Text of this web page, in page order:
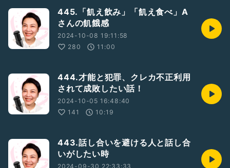
445.「飢え飲み」「飢え食べ」A
さんの飢餓感
2024-10-08 19:11:58
280
11:00
444.才能と犯罪、クレカ不正利用
されて成敗したい話！
2024-10-05 16:48:40
141
10:19
443.話し合いを避ける人と話し合
いがしたい時
2024-09-30 22:33:33